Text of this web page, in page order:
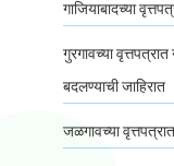
गाजियाबादच्या
गुरगावच्या
बदलण्याची जाहिरात
जळगावच्या